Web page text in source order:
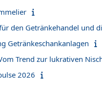
den Getränkehandel und
Getränkeschankanlagen
Trend zur lukrativen
2026